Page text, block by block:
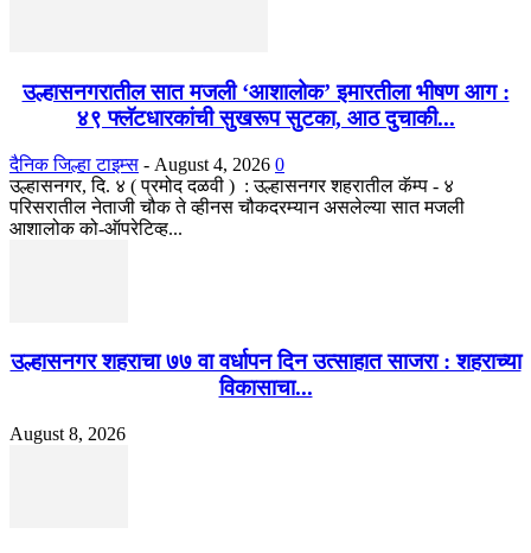
उल्हासनगरातील सात मजली ‘आशालोक’ इमारतीला भीषण आग :
४९ फ्लॅटधारकांची सुखरूप सुटका, आठ दुचाकी...
दैनिक जिल्हा टाइम्स - August 4, 2026 0
उल्हासनगर, दि. ४ ( प्रमोद दळवी ) : उल्हासनगर शहरातील कॅम्प - ४
परिसरातील नेताजी चौक ते व्हीनस चौकदरम्यान असलेल्या सात मजली
आशालोक को-ऑपरेटिव्ह...
उल्हासनगर शहराचा ७७ वा वर्धापन दिन उत्साहात साजरा : शहराच्या
विकासाचा...
August 8, 2026